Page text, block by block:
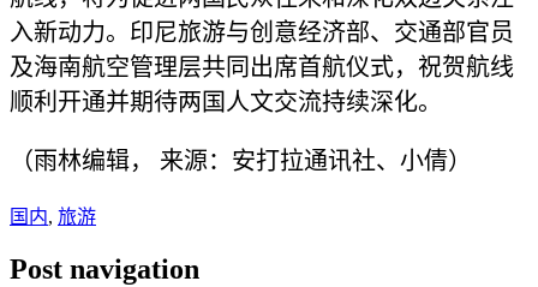
入新动力。印尼旅游与创意经济部、交通部官员
及海南航空管理层共同出席首航仪式，祝贺航线
顺利开通并期待两国人文交流持续深化。
（雨林编辑， 来源：安打拉通讯社、小倩）
国内, 旅游
Post navigation